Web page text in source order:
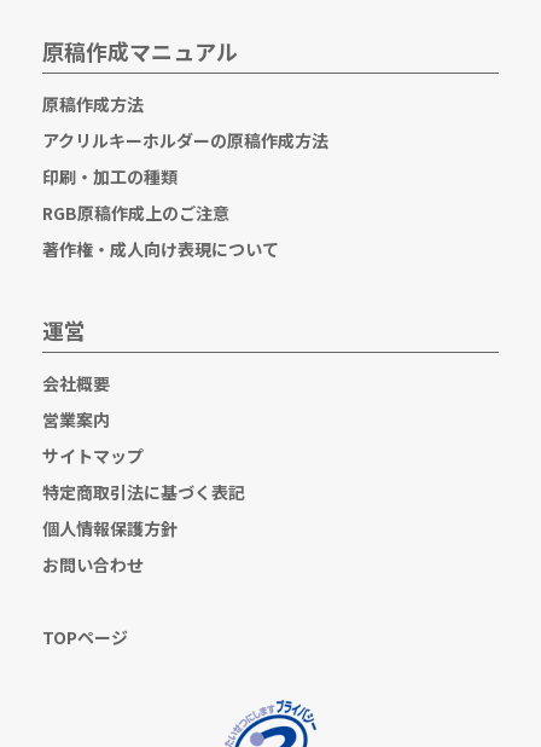
原稿作成マニュアル
原稿作成方法
アクリルキーホルダーの原稿作成方法
印刷・加工の種類
RGB原稿作成上のご注意
著作権・成人向け表現について
運営
会社概要
営業案内
サイトマップ
特定商取引法に基づく表記
個人情報保護方針
お問い合わせ
TOPページ